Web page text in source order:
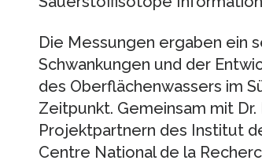
Die Messungen ergaben ein
Schwankungen und der
des Oberflächenwassers im
Zeitpunkt. Gemeinsam mit
Projektpartnern des Institut
Centre National de la